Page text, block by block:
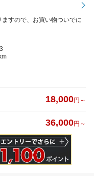
すので、お買い物ついでに
18,000円～
36,000円～